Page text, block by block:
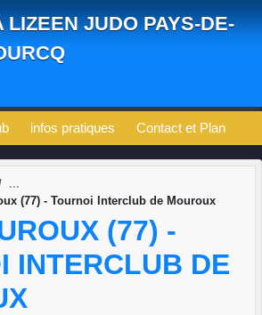
LIZEEN JUDO PAYS-DE-
infos pratiques Contact et Plan
(77) - Tournoi Interclub de Mouroux
(77) -
INTERCLUB DE
cookies